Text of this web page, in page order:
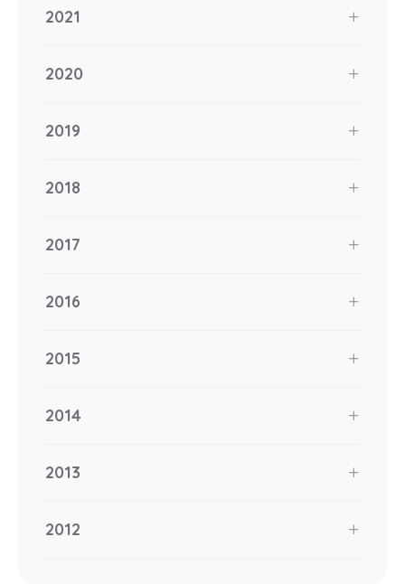
2021
2020
2019
2018
2017
2016
2015
2014
2013
2012